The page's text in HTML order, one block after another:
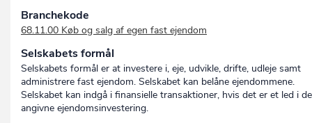
Branchekode
68.11.00 Køb og salg af egen fast ejendom
Selskabets formål
Selskabets formål er at investere i, eje, udvikle, drifte, udleje samt
administrere fast ejendom. Selskabet kan belåne ejendommene.
Selskabet kan indgå i finansielle transaktioner, hvis det er et led i
angivne ejendomsinvestering.